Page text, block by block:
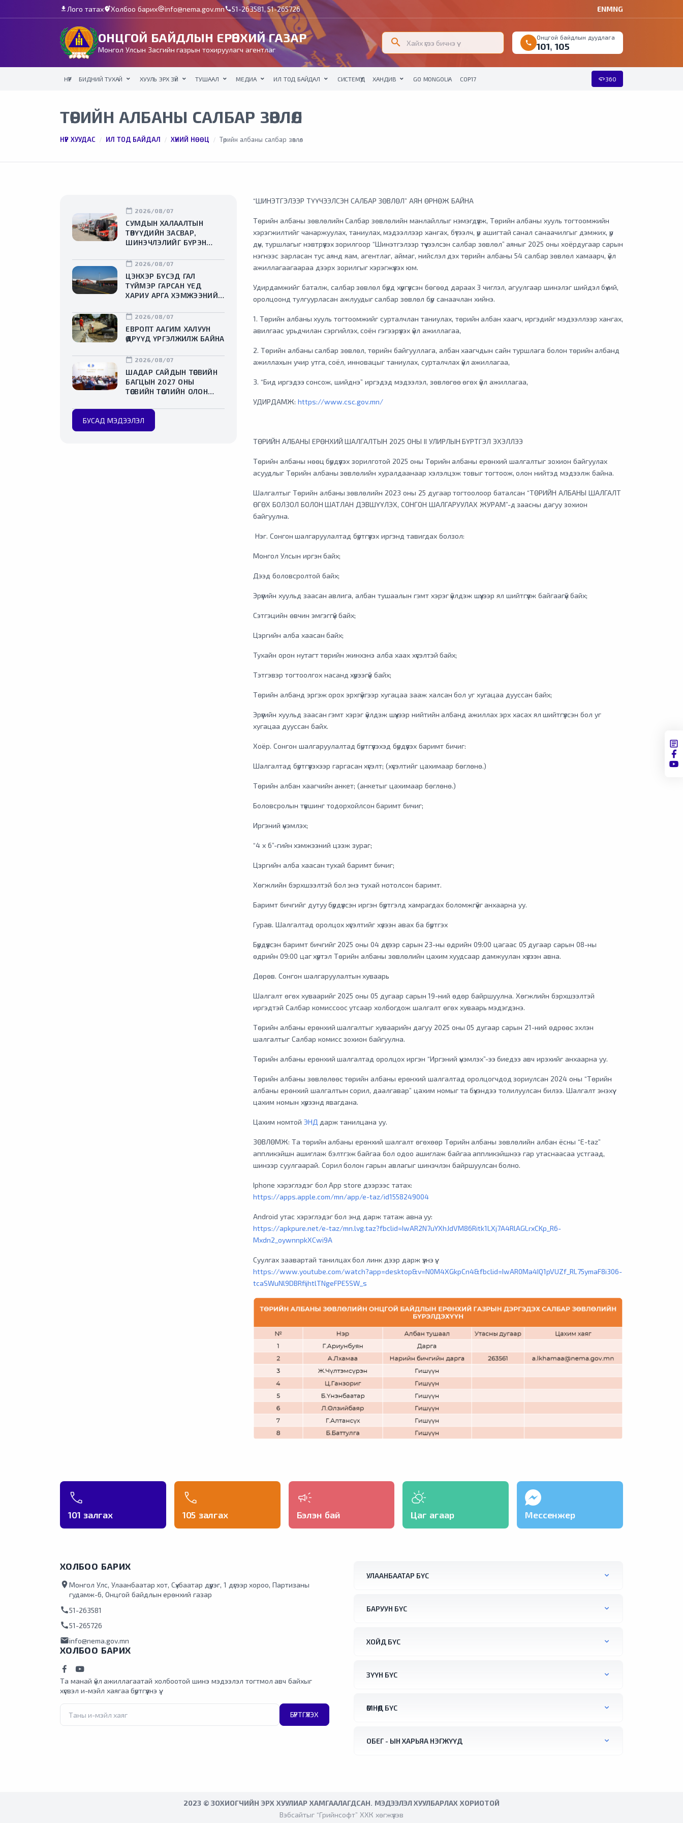
download Лого татахadd_location_altХолбоо барихalternate_emailinfo@nema.gov.mncall51-263581, 51-265726 ENMNG
ОНЦГОЙ БАЙДЛЫН ЕРӨНХИЙ ГАЗАР
Монгол Улсын Засгийн газрын тохируулагч агентлаг
search call
Онцгой байдлын дуудлага
101,105
НҮҮР БИДНИЙ ТУХАЙ ХУУЛЬ ЭРХ ЗҮЙ ТУШААЛ МЕДИА ИЛ ТОД БАЙДАЛ СИСТЕМҮҮД ХАНДИВ GO MONGOLIA COP17 360360
ТӨРИЙН АЛБАНЫ САЛБАР ЗӨВЛӨЛ
НҮҮР ХУУДАС ИЛ ТОД БАЙДАЛ ХҮНИЙ НӨӨЦ Төрийн албаны салбар зөвлөл
calendar_today 2026/08/07
СУМДЫН ХАЛААЛТЫН
ТӨВҮҮДИЙН ЗАСВАР,
ШИНЭЧЛЭЛИЙГ БҮРЭН
РҮҮ МЕНЕЖМЕНТИЙГ НЬ
ОНЦОЛЛОО
calendar_today 2026/08/07
ЦЭНХЭР БҮСЭД ГАЛ
ТҮЙМЭР ГАРСАН ҮЕД
ХАРИУ АРГА ХЭМЖЭЭНИЙ
ЗОХИОН БАЙГУУЛЛАА
calendar_today 2026/08/07
ЕВРОПТ ААГИМ ХАЛУУН
ӨДРҮҮД ҮРГЭЛЖИЛЖ БАЙНА
calendar_today 2026/08/07
ШАДАР САЙДЫН ТӨСВИЙН
БАГЦЫН 2027 ОНЫ
ТӨСВИЙН ТӨСЛИЙН ОЛОН
БОЛЛОО
БУСАД МЭДЭЭЛЭЛ
“ШИНЭТГЭЛЭЭР ТҮҮЧЭЭЛСЭН САЛБАР ЗӨВЛӨЛ” АЯН ӨРНӨЖ БАЙНА
Төрийн албаны зөвлөлийн Салбар зөвлөлийн манлайллыг нэмэгдүүлж, Төрийн албаны хууль тогтоомжийн
хэрэгжилтийг чанаржуулах, таниулах, мэдээллээр хангах, бүтээлч, үр ашигтай санал санаачилгыг дэмжих, үр
дүн, туршлагыг нэвтрүүлэх зорилгоор “Шинэтгэлээр түүчээлсэн салбар зөвлөл” аяныг 2025 оны хоёрдугаар сарын
нэгнээс зарласан тус аянд яам, агентлаг, аймаг, нийслэл дэх төрийн албаны 54 салбар зөвлөл хамаарч, үйл
ажиллагаагаараа дээрх зорилгыг хэрэгжүүлэх юм.
Удирдамжийг баталж, салбар зөвлөл бүрд хүргүүлсэн бөгөөд дараах 3 чиглэл, агуулгаар шинэлэг шийдэл бүхий,
оролцоонд тулгуурласан ажлуудыг салбар зөвлөл бүр санаачлан хийнэ.
1. Төрийн албаны хууль тогтоомжийг сурталчлан таниулах, төрийн албан хаагч, иргэдийг мэдээллээр хангах,
авилгаас урьдчилан сэргийлэх, соён гэгээрүүлэх үйл ажиллагаа,
2. Төрийн албаны салбар зөвлөл, төрийн байгууллага, албан хаагчдын сайн туршлага болон төрийн албанд
ажиллахын учир утга, соёл, инновацыг таниулах, сурталчлах үйл ажиллагаа,
3. “Бид иргэдээ сонсож, шийднэ” иргэдэд мэдээлэл, зөвлөгөө өгөх үйл ажиллагаа,
УДИРДАМЖ: https://www.csc.gov.mn/
ТӨРИЙН АЛБАНЫ ЕРӨНХИЙ ШАЛГАЛТЫН 2025 ОНЫ II УЛИРЛЫН БҮРТГЭЛ ЭХЭЛЛЭЭ
Төрийн албаны нөөц бүрдүүлэх зорилготой 2025 оны Төрийн албаны ерөнхий шалгалтыг зохион байгуулах
асуудлыг Төрийн албаны зөвлөлийн хуралдаанаар хэлэлцэж товыг тогтоож, олон нийтэд мэдээлж байна.
Шалгалтыг Төрийн албаны зөвлөлийн 2023 оны 25 дугаар тогтоолоор баталсан “ТӨРИЙН АЛБАНЫ ШАЛГАЛТ
ӨГӨХ БОЛЗОЛ БОЛОН ШАТЛАН ДЭВШҮҮЛЭХ, СОНГОН ШАЛГАРУУЛАХ ЖУРАМ”-д заасны дагуу зохион
байгуулна.
Нэг. Сонгон шалгаруулалтад бүртгүүлэх иргэнд тавигдах болзол:
Монгол Улсын иргэн байх;
Дээд боловсролтой байх;
Эрүүгийн хуульд заасан авлига, албан тушаалын гэмт хэрэг үйлдэж шүүхээр ял шийтгүүлж байгаагүй байх;
Сэтгэцийн өвчин эмгэггүй байх;
Цэргийн алба хаасан байх;
Тухайн орон нутагт төрийн жинхэнэ алба хаах хүсэлтэй байх;
Тэтгэвэр тогтоолгох насанд хүрээгүй байх;
Төрийн албанд эргэж орох эрхгүйгээр хугацаа зааж халсан бол уг хугацаа дууссан байх;
Эрүүгийн хуульд заасан гэмт хэрэг үйлдэж шүүхээр нийтийн албанд ажиллах эрх хасах ял шийтгүүлсэн бол уг
хугацаа дууссан байх.
Хоёр. Сонгон шалгаруулалтад бүртгүүлэхэд бүрдүүлэх баримт бичиг:
Шалгалтад бүртгүүлэхээр гаргасан хүсэлт; (хүсэлтийг цахимаар бөглөнө.)
Төрийн албан хаагчийн анкет; (анкетыг цахимаар бөглөнө.)
Боловсролын түвшинг тодорхойлсон баримт бичиг;
Иргэний үнэмлэх;
“4 х 6”-гийн хэмжээний цээж зураг;
Цэргийн алба хаасан тухай баримт бичиг;
Хөгжлийн бэрхшээлтэй бол энэ тухай нотолсон баримт.
Баримт бичгийг дутуу бүрдүүлсэн иргэн бүртгэлд хамрагдах боломжгүйг анхаарна уу.
Гурав. Шалгалтад оролцох хүсэлтийг хүлээн авах ба бүртгэх
Бүрдүүлсэн баримт бичгийг 2025 оны 04 дүгээр сарын 23-ны өдрийн 09:00 цагаас 05 дугаар сарын 08-ны
өдрийн 09:00 цаг хүртэл Төрийн албаны зөвлөлийн цахим хуудсаар дамжуулан хүлээн авна.
Дөрөв. Сонгон шалгаруулалтын хуваарь
Шалгалт өгөх хуваарийг 2025 оны 05 дугаар сарын 19-ний өдөр байршуулна. Хөгжлийн бэрхшээлтэй
иргэдтэй Салбар комиссоос утсаар холбогдож шалгалт өгөх хуваарь мэдэгдэнэ.
Төрийн албаны ерөнхий шалгалтыг хуваарийн дагуу 2025 оны 05 дугаар сарын 21-ний өдрөөс эхлэн
шалгалтыг Салбар комисс зохион байгуулна.
Төрийн албаны ерөнхий шалгалтад оролцох иргэн “Иргэний үнэмлэх”-ээ биедээ авч ирэхийг анхаарна уу.
Төрийн албаны зөвлөлөөс төрийн албаны ерөнхий шалгалтад оролцогчдод зориулсан 2024 оны “Төрийн
албаны ерөнхий шалгалтын сорил, даалгавар” цахим номыг та бүхэндээ толилуулсан билээ. Шалгалт энэхүү
цахим номын хүрээнд явагдана.
Цахим номтой ЭНД дарж танилцана уу.
ЗӨВЛӨМЖ: Та төрийн албаны ерөнхий шалгалт өгөхөөр Төрийн албаны зөвлөлийн албан ёсны “E-taz”
аппликэйшн ашиглаж бэлтгэж байгаа бол одоо ашиглаж байгаа аппликэйшнээ гар утаснаасаа устгаад,
шинээр суулгаарай. Сорил болон гарын авлагыг шинэчлэн байршуулсан болно.
Iphone хэрэглэдэг бол App store дээрээс татах:
https://apps.apple.com/mn/app/e-taz/id1558249004
Android утас хэрэглэдэг бол энд дарж татаж авна уу:
https://apkpure.net/e-taz/mn.lvg.taz?fbclid=IwAR2N7uYXhJdVM86Ritk1LXj7A4RlAGLrxCKp_R6-
Mxdn2_oywnnpkXCwi9A
Суулгах заавартай танилцах бол линк дээр дарж үзнэ үү:
https://www.youtube.com/watch?app=desktop&v=N0M4XGkpCn4&fbclid=IwAR0Ma4IQ1pVUZf_RL75ymaF8i306-
tcaSWuNl9DBRfijhtlTNgeFPE5SW_s
101 залгах 105 залгах Бэлэн бай Цаг агаар Мессенжер
ХОЛБОО БАРИХ
location_onМонгол Улс, Улаанбаатар хот, Сүхбаатар дүүрэг, 1 дүгээр хороо, Партизаны
гудамж-6, Онцгой байдлын ерөнхий газар
call51-263581
call51-265726
mailinfo@nema.gov.mn
ХОЛБОО БАРИХ
Та манай үйл ажиллагаатай холбоотой шинэ мэдээлэл тогтмол авч байхыг
хүсвэл и-мэйл хаягаа бүртгүүлнэ үү.
БҮРТГҮҮЛЭХ
УЛААНБААТАР БҮС
БАРУУН БҮС
ХОЙД БҮС
ЗҮҮН БҮС
ӨМНӨД БҮС
ОБЕГ - ЫН ХАРЬЯА НЭГЖҮҮД
2023 © ЗОХИОГЧИЙН ЭРХ ХУУЛИАР ХАМГААЛАГДСАН. МЭДЭЭЛЭЛ ХУУЛБАРЛАХ ХОРИОТОЙ
Вэбсайтыг “Грийнсофт” ХХК хөгжүүлэв